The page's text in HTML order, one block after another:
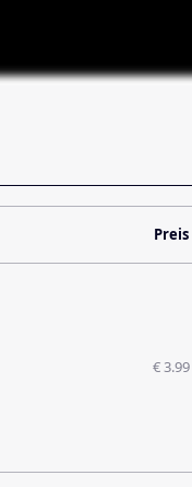
Preis
€ 3.99